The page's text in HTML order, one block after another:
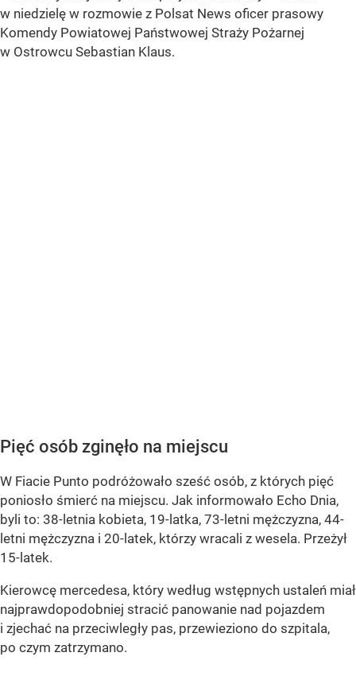
w niedzielę w rozmowie z Polsat News oficer prasowy
Komendy Powiatowej Państwowej Straży Pożarnej
w Ostrowcu Sebastian Klaus.
Pięć osób zginęło na miejscu
W Fiacie Punto podróżowało sześć osób, z których pięć
poniosło śmierć na miejscu. Jak informowało Echo Dnia,
byli to: 38-letnia kobieta, 19-latka, 73-letni mężczyzna, 44-
letni mężczyzna i 20-latek, którzy wracali z wesela. Przeżył
15-latek.
Kierowcę mercedesa, który według wstępnych ustaleń miał
najprawdopodobniej stracić panowanie nad pojazdem
i zjechać na przeciwległy pas, przewieziono do szpitala,
po czym zatrzymano.